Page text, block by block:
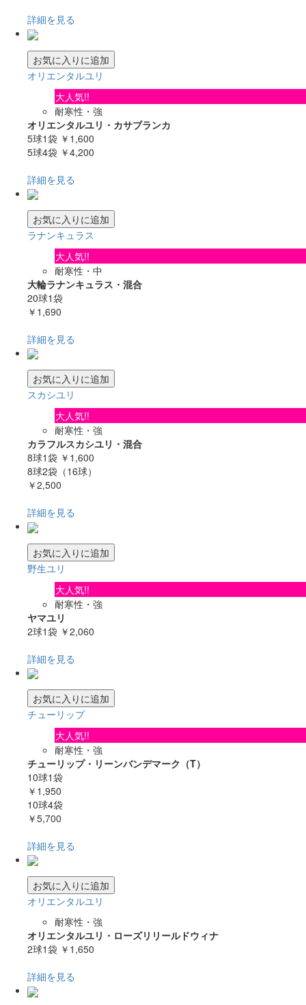
詳細を見る
お気に入りに追加
オリエンタルユリ
大人気!!
耐寒性・強
オリエンタルユリ・カサブランカ
5球1袋 ￥1,600
5球4袋 ￥4,200
詳細を見る
お気に入りに追加
ラナンキュラス
大人気!!
耐寒性・中
大輪ラナンキュラス・混合
20球1袋
￥1,690
詳細を見る
お気に入りに追加
スカシユリ
大人気!!
耐寒性・強
カラフルスカシユリ・混合
8球1袋 ￥1,600
8球2袋（16球）
￥2,500
詳細を見る
お気に入りに追加
野生ユリ
大人気!!
耐寒性・強
ヤマユリ
2球1袋 ￥2,060
詳細を見る
お気に入りに追加
チューリップ
大人気!!
耐寒性・強
チューリップ・リーンバンデマーク（T）
10球1袋
￥1,950
10球4袋
￥5,700
詳細を見る
お気に入りに追加
オリエンタルユリ
耐寒性・強
オリエンタルユリ・ローズリリールドウィナ
2球1袋 ￥1,650
詳細を見る